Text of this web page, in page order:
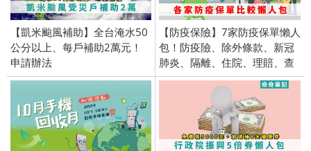
【凱米颱風補助】全台淹水50
公分以上、每戶補助2萬元！
申請辦法
【防疫保險】7家防疫保單懶人
包！防疫險、除外條款、新冠
肺炎、隔離、住院、理賠、查
詢台產保單